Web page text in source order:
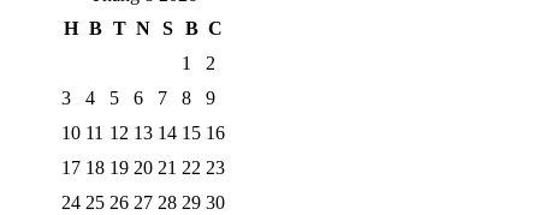
H B T N S B C
1
2
3
4 5 6 7 8
9
10 11 12 13 14 15 16
17 18 19 20 21 22 23
24 25 26 27 28 29 30